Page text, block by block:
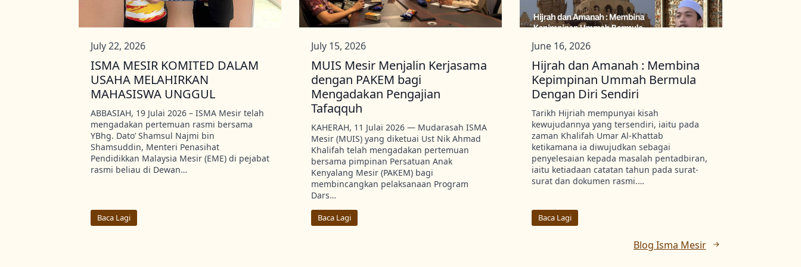
ISMA MESIR KOMITED DALAM
USAHA MELAHIRKAN
MAHASISWA UNGGUL
July 22, 2026
ABBASIAH, 19 Julai 2026 – ISMA Mesir telah
mengadakan pertemuan rasmi bersama
YBhg. Dato’ Shamsul Najmi bin
Shamsuddin, Menteri Penasihat
Pendidikkan Malaysia Mesir (EME) di pejabat
rasmi beliau di Dewan…
Baca Lagi
MUIS Mesir Menjalin Kerjasama
dengan PAKEM bagi
Mengadakan Pengajian
Tafaqquh
July 15, 2026
KAHERAH, 11 Julai 2026 — Mudarasah ISMA
Mesir (MUIS) yang diketuai Ust Nik Ahmad
Khalifah telah mengadakan pertemuan
bersama pimpinan Persatuan Anak
Kenyalang Mesir (PAKEM) bagi
membincangkan pelaksanaan Program
Dars…
Baca Lagi
Hijrah dan Amanah : Membina
Kepimpinan Ummah Bermula
Dengan Diri Sendiri
June 16, 2026
Tarikh Hijriah mempunyai kisah
kewujudannya yang tersendiri, iaitu pada
zaman Khalifah Umar Al-Khattab
ketikamana ia diwujudkan sebagai
penyelesaian kepada masalah pentadbiran,
iaitu ketiadaan catatan tahun pada surat-
surat dan dokumen rasmi.…
Baca Lagi
Blog Isma Mesir